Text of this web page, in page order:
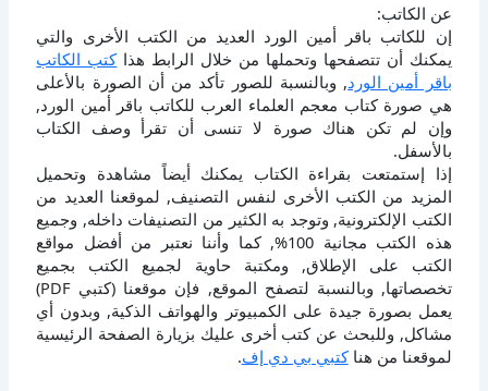
عن الكاتب:
إن للكاتب باقر أمين الورد العديد من الكتب الأخرى والتي
يمكنك أن تتصفحها وتحملها من خلال الرابط هذاكتب الكاتب
باقر أمين الورد, وبالنسبة للصور تأكد من أن الصورة بالأعلى
هي صورة كتاب معجم العلماء العرب للكاتب باقر أمين الورد,
وإن لم تكن هناك صورة لا تنسى أن تقرأ وصف الكتاب
بالأسفل.
إذا إستمتعت بقراءة الكتاب يمكنك أيضاً مشاهدة وتحميل
المزيد من الكتب الأخرى لنفس التصنيف, لموقعنا العديد من
الكتب الإلكترونية, وتوجد به الكثير من التصنيفات داخله, وجميع
هذه الكتب مجانية 100%, كما وأننا نعتبر من أفضل مواقع
الكتب على الإطلاق, ومكتبة حاوية لجميع الكتب بجميع
تخصصاتها, وبالنسبة لتصفح الموقع, فإن موقعنا (كتبي PDF)
يعمل بصورة جيدة على الكمبيوتر والهواتف الذكية, وبدون أي
مشاكل, وللبحث عن كتب أخرى عليك بزيارة الصفحة الرئيسية
لموقعنا من هناكتبي بي دي إف.